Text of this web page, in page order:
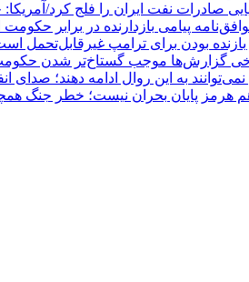
صادرات نفت ایران را فلج کرد/
پیامی بازدارنده در برابر
بودن برای ترامپ غیرقابل‌تحمل
گزارش‌ها موجب گستاخ‌تر شدن
به این روال ادامه دهند؛ صدای
هرمز پایان بحران نیست؛ خطر جنگ